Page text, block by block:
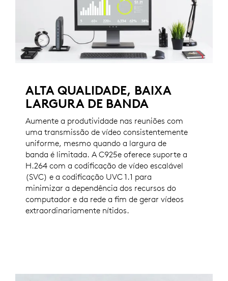
ALTA QUALIDADE, BAIXA
LARGURA DE BANDA
Aumente a produtividade nas reuniões com
uma transmissão de vídeo consistentemente
uniforme, mesmo quando a largura de
banda é limitada. A C925e oferece suporte a
H.264 com a codificação de vídeo escalável
(SVC) e a codificação UVC 1.1 para
minimizar a dependência dos recursos do
computador e da rede a fim de gerar vídeos
extraordinariamente nítidos.